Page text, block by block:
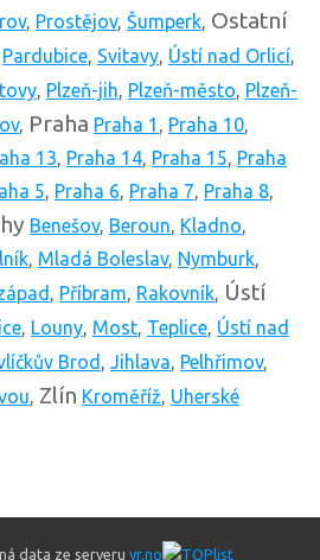
, Prostějov, Šumperk, Ostatní
Pardubice, Svitavy, Ústí nad Orlicí,
, Plzeň-jih, Plzeň-město, Plzeň-
, Praha Praha 1 , Praha 10,
13, Praha 14, Praha 15, Praha
5, Praha 6, Praha 7, Praha 8,
Benešov, Beroun, Kladno,
, Mladá Boleslav, Nymburk,
, Příbram, Rakovník, Ústí
, Louny, Most, Teplice, Ústí nad
Brod , Jihlava, Pelhřimov,
, Zlín Kroměříž, Uherské
data ze serveru yr.no